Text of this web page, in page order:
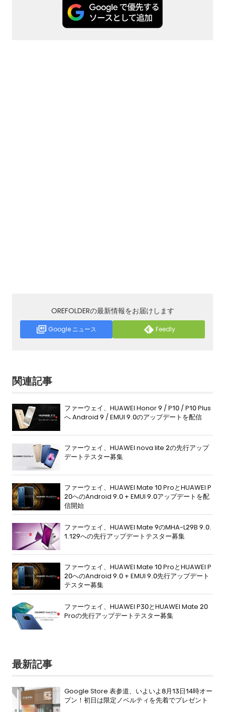
OREFOLDERの最新情報をお届けします
Google ニュース Feedly
関連記事
ファーウェイ、HUAWEI Honor 9 / P10 / P10 Plus
へ Android 9 / EMUI 9.0のアップデートを配信
ファーウェイ、HUAWEI nova lite 2の先行アップ
デートテスター募集
ファーウェイ、HUAWEI Mate 10 ProとHUAWEI P
20へのAndroid 9.0 + EMUI 9.0アップデートを配
信開始
ファーウェイ、HUAWEI Mate 9のMHA-L29B 9.0.
1.129への先行アップデートテスター募集
ファーウェイ、HUAWEI Mate 10 ProとHUAWEI P
20へのAndroid 9.0 + EMUI 9.0先行アップデート
テスター募集
ファーウェイ、HUAWEI P30とHUAWEI Mate 20
Proの先行アップデートテスター募集
最新記事
Google Store 表参道、いよいよ8月13日14時オー
プン！初日は限定ノベルティを先着でプレゼント